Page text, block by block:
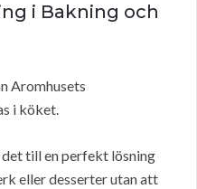
i Bakning och
Aromhusets
i köket.
till en perfekt lösning
eller desserter utan att